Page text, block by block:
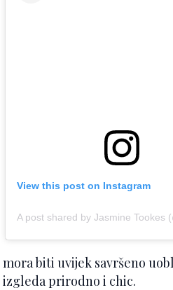
View this post on Instagram
A post shared by Jasmine Tookes
biti uvijek savršeno
izgleda prirodno i chic.